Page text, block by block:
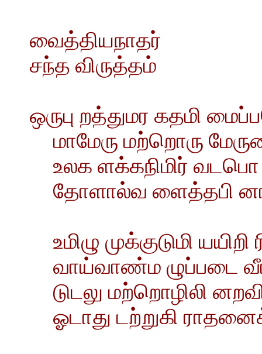
வைத்தியநாதர்
சந்த விருத்தம்
ஒருபு றத்துமர கதமி
மாமேரு மற்றொரு
உலக ளக்கநிமிர்
தோளால்வ ளைத்தபி
உமிழு முக்குடுமி யயிறி
வாய்வாண்ம ழுப்படை
டுடலு மற்றொழிலி
ஓடாது டற்றுகி